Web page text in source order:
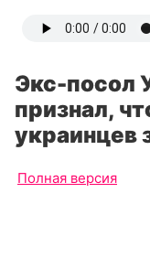
Экс-посол
признал,
украинцев
Полная версия